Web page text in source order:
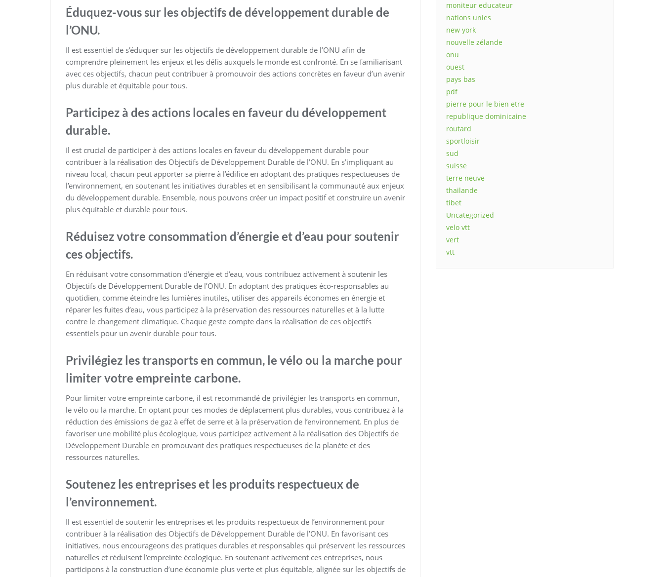
Éduquez-vous sur les objectifs de développement durable de
l’ONU.
Il est essentiel de s’éduquer sur les objectifs de développement durable de l’ONU afin de
comprendre pleinement les enjeux et les défis auxquels le monde est confronté. En se familiarisant
avec ces objectifs, chacun peut contribuer à promouvoir des actions concrètes en faveur d’un avenir
plus durable et équitable pour tous.
Participez à des actions locales en faveur du développement
durable.
Il est crucial de participer à des actions locales en faveur du développement durable pour
contribuer à la réalisation des Objectifs de Développement Durable de l’ONU. En s’impliquant au
niveau local, chacun peut apporter sa pierre à l’édifice en adoptant des pratiques respectueuses de
l’environnement, en soutenant les initiatives durables et en sensibilisant la communauté aux enjeux
du développement durable. Ensemble, nous pouvons créer un impact positif et construire un avenir
plus équitable et durable pour tous.
Réduisez votre consommation d’énergie et d’eau pour soutenir
ces objectifs.
En réduisant votre consommation d’énergie et d’eau, vous contribuez activement à soutenir les
Objectifs de Développement Durable de l’ONU. En adoptant des pratiques éco-responsables au
quotidien, comme éteindre les lumières inutiles, utiliser des appareils économes en énergie et
réparer les fuites d’eau, vous participez à la préservation des ressources naturelles et à la lutte
contre le changement climatique. Chaque geste compte dans la réalisation de ces objectifs
essentiels pour un avenir durable pour tous.
Privilégiez les transports en commun, le vélo ou la marche pour
limiter votre empreinte carbone.
Pour limiter votre empreinte carbone, il est recommandé de privilégier les transports en commun,
le vélo ou la marche. En optant pour ces modes de déplacement plus durables, vous contribuez à la
réduction des émissions de gaz à effet de serre et à la préservation de l’environnement. En plus de
favoriser une mobilité plus écologique, vous participez activement à la réalisation des Objectifs de
Développement Durable en promouvant des pratiques respectueuses de la planète et des
ressources naturelles.
Soutenez les entreprises et les produits respectueux de
l’environnement.
Il est essentiel de soutenir les entreprises et les produits respectueux de l’environnement pour
contribuer à la réalisation des Objectifs de Développement Durable de l’ONU. En favorisant ces
initiatives, nous encourageons des pratiques durables et responsables qui préservent les ressources
naturelles et réduisent l’empreinte écologique. En soutenant activement ces entreprises, nous
participons à la construction d’une économie plus verte et plus équitable, alignée sur les objectifs de
moniteur educateur
nations unies
new york
nouvelle zélande
onu
ouest
pays bas
pdf
pierre pour le bien etre
republique dominicaine
routard
sportloisir
sud
suisse
terre neuve
thailande
tibet
Uncategorized
velo vtt
vert
vtt